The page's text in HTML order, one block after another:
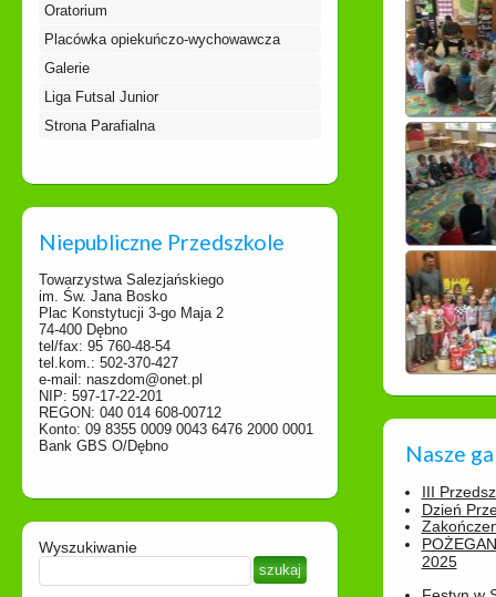
Oratorium
Placówka opiekuńczo-wychowawcza
Galerie
Liga Futsal Junior
Strona Parafialna
Niepubliczne Przedszkole
Towarzystwa Salezjańskiego
im. Św. Jana Bosko
Plac Konstytucji 3-go Maja 2
74-400 Dębno
tel/fax: 95 760-48-54
tel.kom.: 502-370-427
e-mail: naszdom@onet.pl
NIP: 597-17-22-201
REGON: 040 014 608-00712
Konto: 09 8355 0009 0043 6476 2000 0001
Bank GBS O/Dębno
Wyszukiwanie
Nasze
III
Dzień
2025